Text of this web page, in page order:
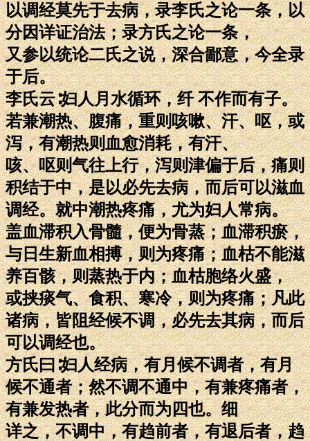
以调经莫先于去病，录李氏之论一条，以
分因详证治法；录方氏之论一条，
又参以统论二氏之说，深合鄙意，今全录
于后。
李氏云∶妇人月水循环，纤 不作而有子。
若兼潮热、腹痛，重则咳嗽、汗、呕，或
泻，有潮热则血愈消耗，有汗、
咳、呕则气往上行，泻则津偏于后，痛则
积结于中，是以必先去病，而后可以滋血
调经。就中潮热疼痛，尤为妇人常病。
盖血滞积入骨髓，便为骨蒸；血滞积瘀，
与日生新血相搏，则为疼痛；血枯不能滋
养百骸，则蒸热于内；血枯胞络火盛，
或挟痰气、食积、寒冷，则为疼痛；凡此
诸病，皆阻经候不调，必先去其病，而后
可以调经也。
方氏曰∶妇人经病，有月候不调者，有月
候不通者；然不调不通中，有兼疼痛者，
有兼发热者，此分而为四也。细
详之，不调中，有趋前者，有退后者，趋